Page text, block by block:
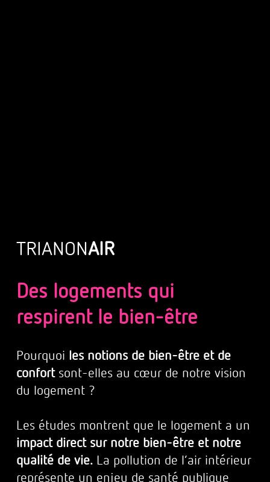
TRIANONAIR
Des logements qui
respirent le bien-être
Pourquoi les notions de bien-être et de
confortsont-elles au cœur de notre vision
du logement ?
Les études montrent que le logement a un
impact direct sur notre bien-être et notre
qualité de vie.La pollution de l’air intérieur
représente un enjeu de santé publique